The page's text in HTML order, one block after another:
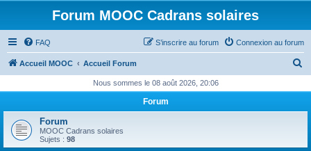
Forum MOOC Cadrans solaires
FAQ Connexion au forum
S’inscrire au forum
Accueil MOOC Accueil Forum
h
r
Nous sommes le 08 août 2026, 20:06
Forum
Forum
MOOC Cadrans solaires
Sujets : 98